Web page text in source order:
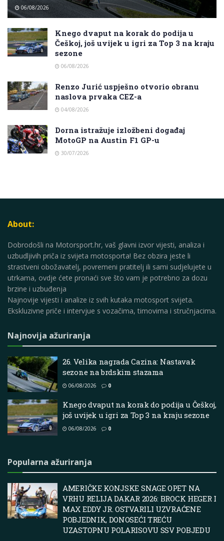
06/08/2026
Knego dvaput na korak do podija u
Češkoj, još uvijek u igri za Top 3 na kraju
sezone
06/08/2026
Renzo Jurić uspješno otvorio obranu
naslova prvaka CEZ-a
04/08/2026
Dorna istražuje izložbeni događaj
MotoGP na Austin F1 GP-u
30/07/2026
About:
Dobrodošli na Motorsport.hr, vaš glavni izvor vijesti, analiza i
uzbudljivih priča iz svijeta motosporta! Bez obzira jeste li
strastveni obožavatelj, povremeni pratitelj ili sami sudjelujete u
utrkama, ovdje ćete pronaći sve što vam je potrebno za dozu
brzine i uzbuđenja
Najnovije vijesti i analize iz svih kutaka motosport svijeta.
Ekskluzivne priče i intervjue s vozačima, timovima i stručnjacima.
Najnovija ažuriranja
26. Velika nagrada Cazina: Nastavak
sezone na brdskim stazama
06/08/2026 0
Knego dvaput na korak do podija u Češkoj,
još uvijek u igri za Top 3 na kraju sezone
06/08/2026 0
Popularna ažuriranja
AMERIČKE KONJSKE SNAGE OPET NA
VRHU RELIJA DAKAR 2026: BROCK HEGER I
MAX EDDY JR. OSTVARILI UZVRAĆENE
POBJEDNIK, DONOSEĆI TREĆU
UZASTOPNU POLARISOVU SSV POBJEDU